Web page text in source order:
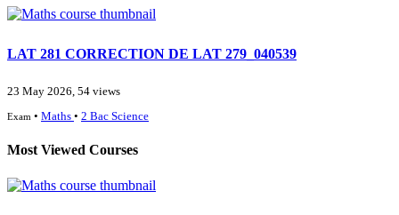
LAT 281 CORRECTION DE LAT 279_040539
23 May 2026, 54 views
Exam • Maths • 2 Bac Science
Most Viewed Courses